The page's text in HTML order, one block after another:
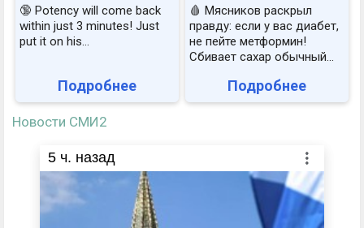
🔞 Potency will come back
within just 3 minutes! Just
put it on his…
Подробнее
🩸 Мясников раскрыл
правду: если у вас диабет,
не пейте метформин!
Сбивает сахар обычный...
Подробнее
Новости СМИ2
5 ч. назад